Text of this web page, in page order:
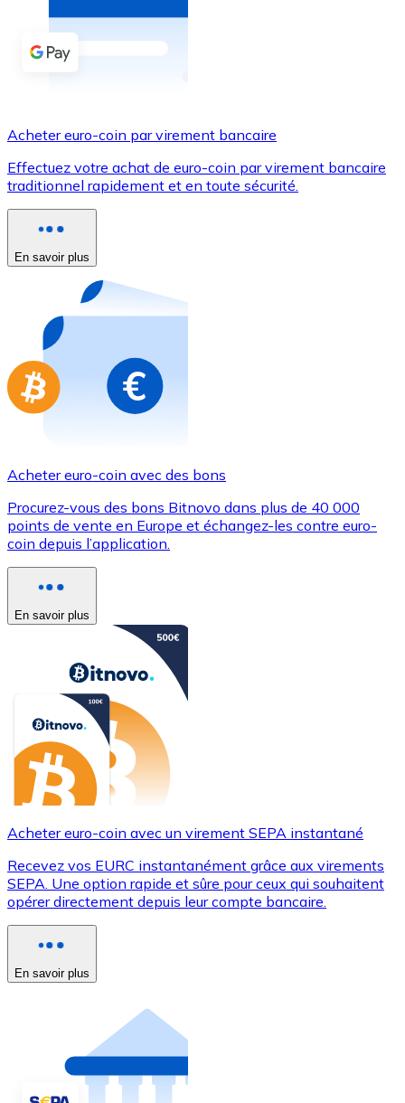
Acheter avec espèces
Virement SEPA
Utilisez les cartes Visa et Mastercard pour acheter
Acheter avec carte
Nouveau
Achetez des cartes-cadeaux de vos marques
Aller à la boutique de cartes-cadeaux
Acheter euro-coin par virement bancaire
Effectuez votre achat de euro-coin par virement bancaire
traditionnel rapidement et en toute sécurité.
En savoir plus
Acheter euro-coin avec des bons
Procurez-vous des bons Bitnovo dans plus de 40 000
points de vente en Europe et échangez-les contre euro-
coin depuis l’application.
En savoir plus
Acheter euro-coin avec un virement SEPA instantané
Recevez vos EURC instantanément grâce aux virements
SEPA. Une option rapide et sûre pour ceux qui souhaitent
opérer directement depuis leur compte bancaire.
En savoir plus